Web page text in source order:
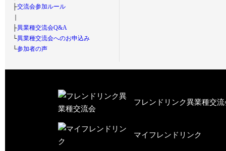
├交流会参加ルール
├異業種交流会Q&A
└異業種交流会へのお申込み
└参加者の声
フレンドリンク異業種交流
マイフレンドリンク